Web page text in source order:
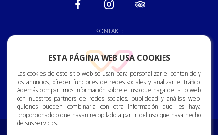
ESTA PÁGINA WEB USA COOKIES
Las cookies de este sitio web se usan para personalizar el contenido y
los anuncios, ofrecer funciones de redes sociales y analizar el tráfico.
Además compartimos información sobre el uso que haga del sitio web
con nuestros partners de redes sociales, publicidad y análisis web,
quienes pueden combinarla con otra información que les haya
proporcionado o que hayan recopilado a partir del uso que haya hecho
de sus servicios.
KONTAKT:
928 150 222
recepcion@vallemarina.es
Calle Bjorn Lyng, 2. 35120
Arguineguin. Gran Canaria.